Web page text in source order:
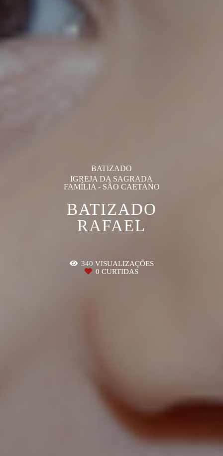
BATIZADO
IGREJA DA SAGRADA
FAMÍLIA - SÃO CAETANO
BATIZADO
RAFAEL
340 VISUALIZAÇÕES
0 CURTIDAS